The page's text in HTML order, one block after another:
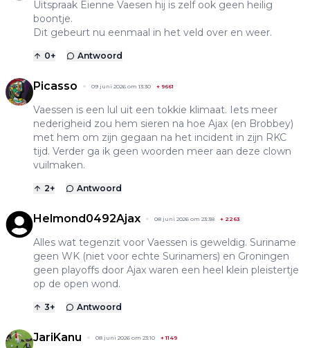
Uitspraak Eienne Vaesen hij is zelf ook geen heilig
boontje.
Dit gebeurt nu eenmaal in het veld over en weer.
0+ Antwoord
Picasso 09 juni 2026 om 13:30 + 9661
Vaessen is een lul uit een tokkie klimaat. Iets meer
nederigheid zou hem sieren na hoe Ajax (en Brobbey)
met hem om zijn gegaan na het incident in zijn RKC
tijd. Verder ga ik geen woorden meer aan deze clown
vuilmaken.
2+ Antwoord
Helmond0492Ajax 08 juni 2026 om 23:38 + 2263
Alles wat tegenzit voor Vaessen is geweldig. Suriname
geen WK (niet voor echte Surinamers) en Groningen
geen playoffs door Ajax waren een heel klein pleistertje
op de open wond.
3+ Antwoord
JariKanu 08 juni 2026 om 23:10 +1149